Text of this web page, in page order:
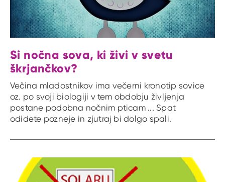
Si nočna sova, ki živi v svetu
škrjančkov?
Večina mladostnikov ima večerni kronotip sovice
oz. po svoji biologiji v tem obdobju življenja
postane podobna nočnim pticam ... Spat
odidete pozneje in zjutraj bi dolgo spali.